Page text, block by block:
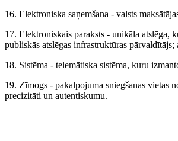
16. Elektroniska saņemšana - valsts
17. Elektroniskais paraksts - unikāla atslēga,
publiskās atslēgas infrastruktūras
18. Sistēma - telemātiska sistēma, kuru
19. Zīmogs - pakalpojuma sniegšanas vietas
precizitāti un autentiskumu.